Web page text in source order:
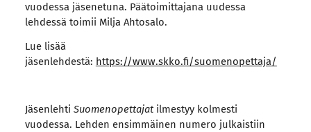
vuodessa jäsenetuna. Päätoimittajana uudessa
lehdessä toimii Milja Ahtosalo.
Lue lisää
jäsenlehdestä: https://www.skko.fi/suomenopettaja/
Jäsenlehti Suomenopettajatilmestyy kolmesti
vuodessa. Lehden ensimmäinen numero julkaistiin